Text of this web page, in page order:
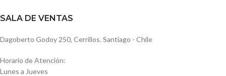
SALA DE VENTAS
Dagoberto Godoy 250, Cerrillos. Santiago - Chile
Horario de Atención:
Lunes a Jueves